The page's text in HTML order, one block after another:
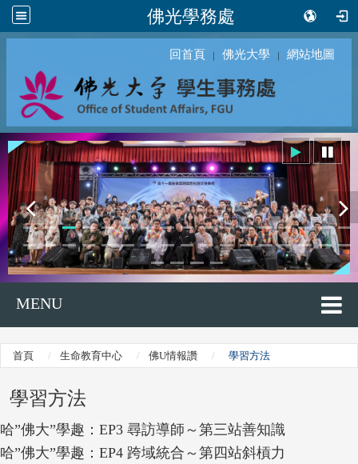
佛光學務處
回首頁 ｜ 佛光大學 ｜ 網站地圖
MENU
首頁 生命教育中心 佛U情報讚 學習方法
學習方法
哈”佛大”學趣：EP3 尋訪導師～第三站善知識
哈”佛大”學趣：EP4 跨域統合～第四站斜槓力